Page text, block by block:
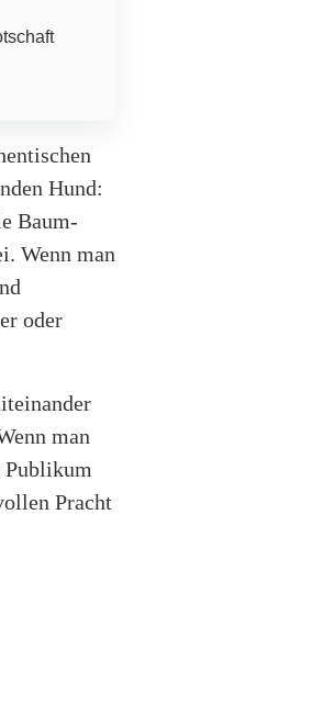
Hund:
Baum-
Wenn man
oder
man
Pracht